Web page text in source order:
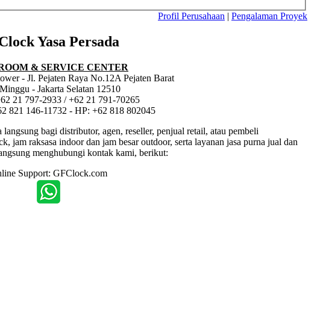
Profil Perusahaan | Pengalaman Proyek
Yasa Persada
& SERVICE CENTER
- Jl. Pejaten Raya No.12A Pejaten Barat
- Jakarta Selatan 12510
21 797-2933 / +62 21 791-70265
821 146-11732 - HP: +62 818 802045
bagi distributor, agen, reseller, penjual retail, atau pembeli
jam raksasa indoor dan jam besar outdoor, serta layanan jasa purna jual dan
menghubungi kontak kami, berikut:
Support: GFClock.com